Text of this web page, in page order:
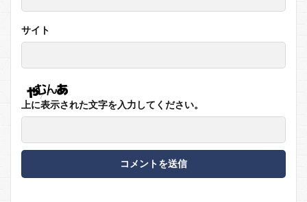
サイト
上に表示された文字を入力してください。